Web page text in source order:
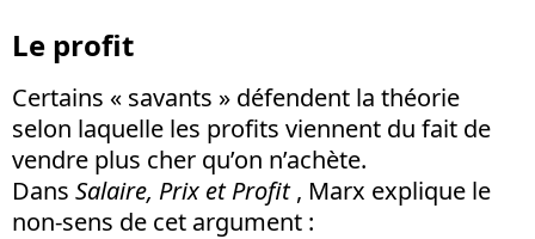
Le profit
Certains « savants » défendent la théorie
selon laquelle les profits viennent du fait de
vendre plus cher qu’on n’achète.
Dans Salaire, Prix et Profit, Marx explique le
non-sens de cet argument :